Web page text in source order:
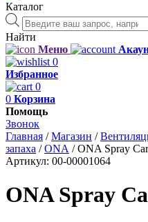
Каталог
Поиск
товаров
Найти
Меню
0
Избранное
0
0 Корзина
Помощь
Звонок
Главная /Магазин /
запаха /ONA /ONA Spray
Артикул: 00-00001064
ONA Spray